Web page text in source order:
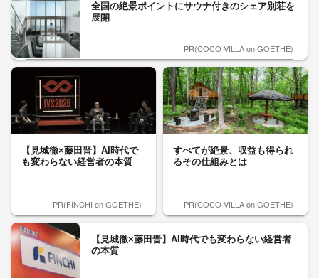
全国の絶景ポイントにサウナ付きのシェア別荘を
展開
PR(COCO VILLA on GOETHE)
【見城徹×藤田晋】AI時代で
も変わらない経営者の本質
PR(FINCHI on GOETHE)
すべてが絶景、収益も得られ
るその仕組みとは
PR(COCO VILLA on GOETHE)
【見城徹×藤田晋】AI時代でも変わらない経営者
の本質